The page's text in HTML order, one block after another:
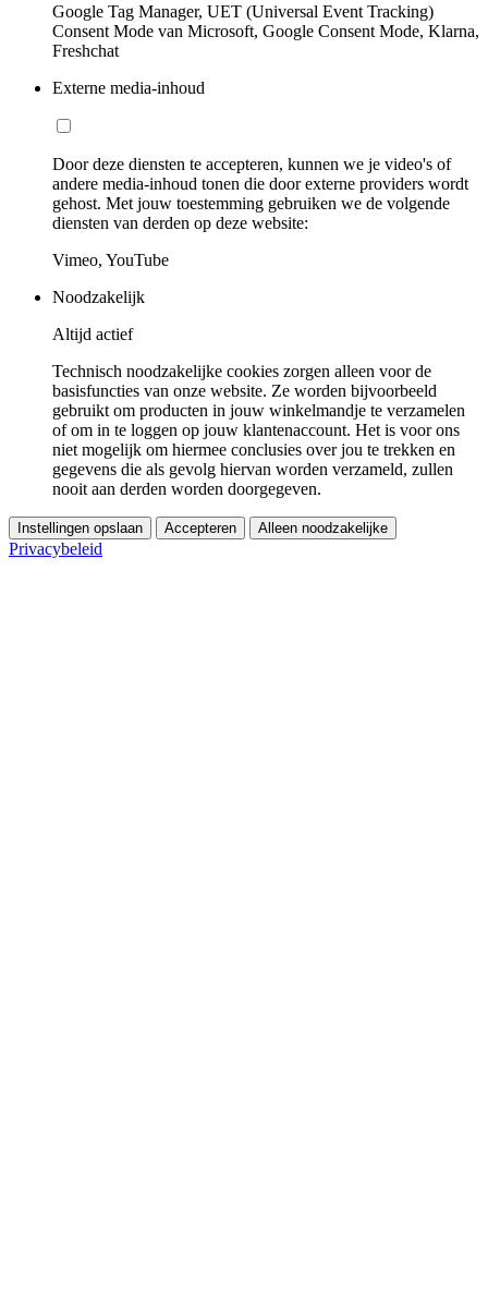
Google Tag Manager, UET (Universal Event Tracking)
Consent Mode van Microsoft, Google Consent Mode, Klarna,
Freshchat
Externe media-inhoud
Door deze diensten te accepteren, kunnen we je video's of
andere media-inhoud tonen die door externe providers wordt
gehost. Met jouw toestemming gebruiken we de volgende
diensten van derden op deze website:
Vimeo, YouTube
Noodzakelijk
Altijd actief
Technisch noodzakelijke cookies zorgen alleen voor de
basisfuncties van onze website. Ze worden bijvoorbeeld
gebruikt om producten in jouw winkelmandje te verzamelen
of om in te loggen op jouw klantenaccount. Het is voor ons
niet mogelijk om hiermee conclusies over jou te trekken en
gegevens die als gevolg hiervan worden verzameld, zullen
nooit aan derden worden doorgegeven.
Instellingen opslaan Accepteren Alleen noodzakelijke
Privacybeleid